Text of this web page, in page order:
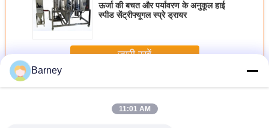
ऊर्जा की बचत और पर्यावरण के अनुकूल हाई
स्पीड सेंट्रीफ्यूगल स्प्रे ड्रायर
जारी रखें
अधिकस्प्रे सुखाने की मशीन
Barney
11:01 AM